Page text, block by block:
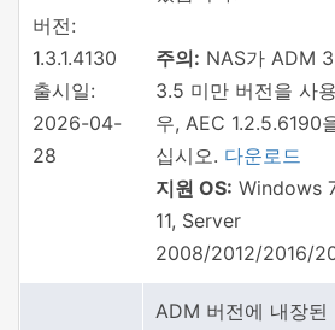
버전:
1.3.1.4130
출시일:
2026-04-
28
주의: NAS가 ADM
3.5 미만 버전을 사
우, AEC 1.2.5.6190
십시오. 다운로드
지원 OS: Windows
11, Server
2008/2012/2016/
ADM 버전에 내장된